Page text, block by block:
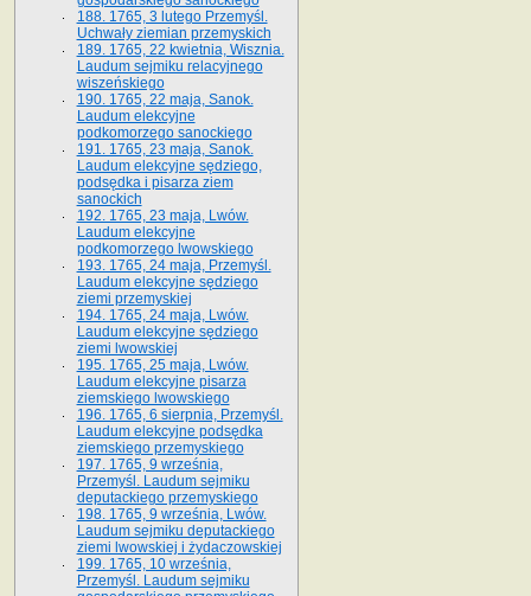
188. 1765, 3 lutego Przemyśl.
Uchwały ziemian przemyskich
189. 1765, 22 kwietnia, Wisznia.
Laudum sejmiku relacyjnego
wiszeńskiego
190. 1765, 22 maja, Sanok.
Laudum elekcyjne
podkomorzego sanockiego
191. 1765, 23 maja, Sanok.
Laudum elekcyjne sędziego,
podsędka i pisarza ziem
sanockich
192. 1765, 23 maja, Lwów.
Laudum elekcyjne
podkomorzego lwowskiego
193. 1765, 24 maja, Przemyśl.
Laudum elekcyjne sędziego
ziemi przemyskiej
194. 1765, 24 maja, Lwów.
Laudum elekcyjne sędziego
ziemi lwowskiej
195. 1765, 25 maja, Lwów.
Laudum elekcyjne pisarza
ziemskiego lwowskiego
196. 1765, 6 sierpnia, Przemyśl.
Laudum elekcyjne podsędka
ziemskiego przemyskiego
197. 1765, 9 września,
Przemyśl. Laudum sejmiku
deputackiego przemyskiego
198. 1765, 9 września, Lwów.
Laudum sejmiku deputackiego
ziemi lwowskiej i żydaczowskiej
199. 1765, 10 września,
Przemyśl. Laudum sejmiku